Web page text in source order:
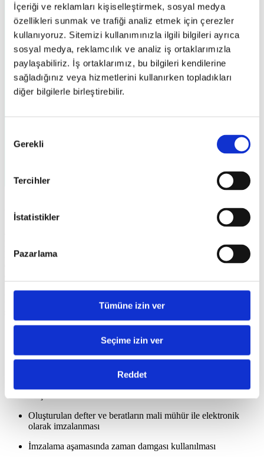
İçeriği ve reklamları kişiselleştirmek, sosyal medya
özellikleri sunmak ve trafiği analiz etmek için çerezler
kullanıyoruz. Sitemizi kullanımınızla ilgili bilgileri ayrıca
sosyal medya, reklamcılık ve analiz iş ortaklarımızla
paylaşabiliriz. İş ortaklarımız, bu bilgileri kendilerine
sağladığınız veya hizmetlerini kullanırken topladıkları
diğer bilgilerle birleştirebilir.
Seçimi
Gerekli
Tercihler
İstatistikler
Pazarlama
Tümüne izin ver
Seçime izin ver
Reddet
e-Defter Yönetimi
Management (EBM) modülü ile Vergi Usul Kanunu ve Türk Ticaret
Kanunu hükümleri gereğince tutulması zorunlu olan defterler,
elektronik olarak imzalanır, değişmezliği garanti altına alınır ve
Yevmiye maddelerinin numaralandırma işlemleri
Yevmiye defteri, kebir defteri, yevmiye defter beratı, kebir
Oluşturulan defter ve beratların mali mühür ile elektronik
olarak imzalanması
İmzalama aşamasında zaman damgası kullanılması